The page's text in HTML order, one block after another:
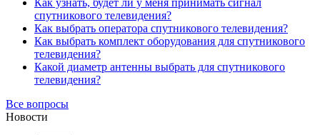
Как узнать, будет ли у меня принимать сигнал
спутникового телевидения?
Как выбрать оператора спутникового телевидения?
Как выбрать комплект оборудования для спутникового
телевидения?
Какой диаметр антенны выбрать для спутникового
телевидения?
Все вопросы
Новости